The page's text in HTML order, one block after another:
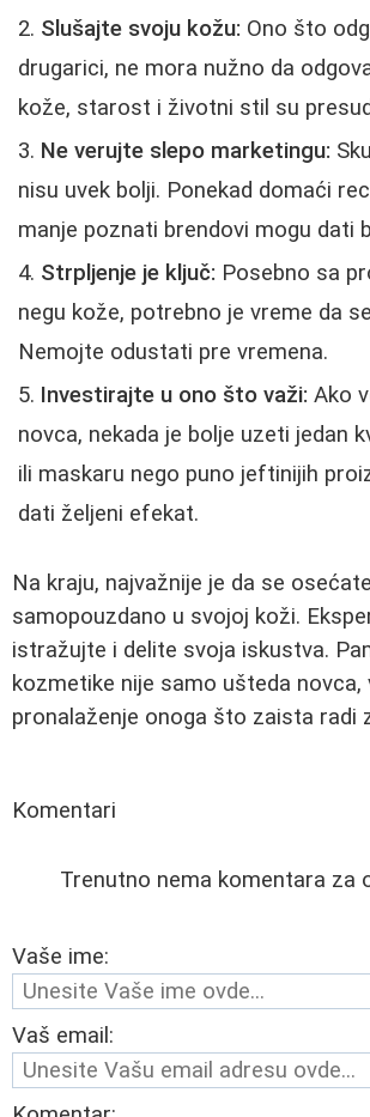
Slušajte svoju kožu: Ono što
drugarici, ne mora nužno da
kože, starost i životni stil su
Ne verujte slepo marketingu:
nisu uvek bolji. Ponekad domaći
manje poznati brendovi mogu dati
Strpljenje je ključ: Posebno sa
negu kože, potrebno je vreme da
Nemojte odustati pre vremena.
Investirajte u ono što važi: Ako
novca, nekada je bolje uzeti jedan
ili maskaru nego puno jeftinijih
dati željeni efekat.
Na kraju, najvažnije je da se
samopouzdano u svojoj koži.
istražujte i delite svoja iskustva.
kozmetike nije samo ušteda novca,
pronalaženje onoga što zaista radi
Komentari
Trenutno nema komentara za
Vaše ime:
Vaš email: